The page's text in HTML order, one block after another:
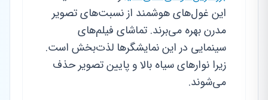
این غول‌های هوشمند از نسبت‌های تصویر
مدرن بهره می‌برند. تماشای فیلم‌های
سینمایی در این نمایشگرها لذت‌بخش است.
زیرا نوارهای سیاه بالا و پایین تصویر حذف
می‌شوند.